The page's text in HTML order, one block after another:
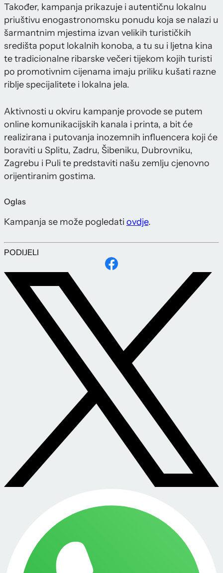
Također, kampanja prikazuje i autentičnu lokalnu
priuštivu enogastronomsku ponudu koja se nalazi u
šarmantnim mjestima izvan velikih turističkih
središta poput lokalnih konoba, a tu su i ljetna kina
te tradicionalne ribarske večeri tijekom kojih turisti
po promotivnim cijenama imaju priliku kušati razne
riblje specijalitete i lokalna jela.
Aktivnosti u okviru kampanje provode se putem
online komunikacijskih kanala i printa, a bit će
realizirana i putovanja inozemnih influencera koji će
boraviti u Splitu, Zadru, Šibeniku, Dubrovniku,
Zagrebu i Puli te predstaviti našu zemlju cjenovno
orijentiranim gostima.
Oglas
Kampanja se može pogledati ovdje.
PODIJELI